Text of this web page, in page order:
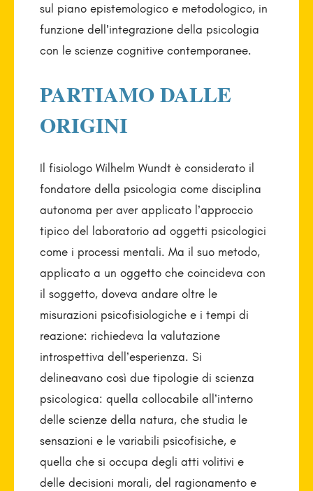
sul piano epistemologico e metodologico, in
funzione dell’integrazione della psicologia
con le scienze cognitive contemporanee.
PARTIAMO DALLE
ORIGINI
Il fisiologo Wilhelm Wundt è considerato il
fondatore della psicologia come disciplina
autonoma per aver applicato l’approccio
tipico del laboratorio ad oggetti psicologici
come i processi mentali. Ma il suo metodo,
applicato a un oggetto che coincideva con
il soggetto, doveva andare oltre le
misurazioni psicofisiologiche e i tempi di
reazione: richiedeva la valutazione
introspettiva dell’esperienza. Si
delineavano così due tipologie di scienza
psicologica: quella collocabile all’interno
delle scienze della natura, che studia le
sensazioni e le variabili psicofisiche, e
quella che si occupa degli atti volitivi e
delle decisioni morali, del ragionamento e